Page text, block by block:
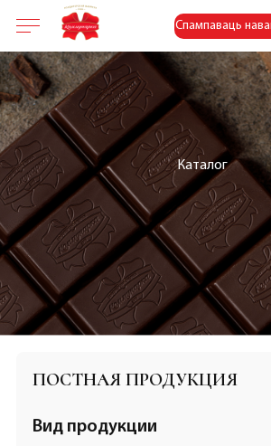
Спампаваць
Каталог
ПОСТНАЯ ПРОДУКЦИЯ
Вид продукции